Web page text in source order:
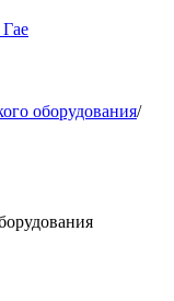
оборудования/